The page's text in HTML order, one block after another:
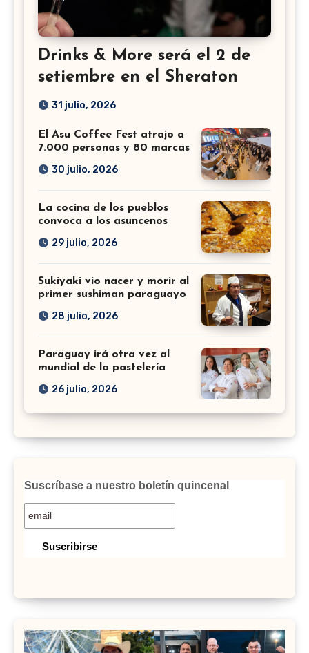
Drinks & More será el 2 de
setiembre en el Sheraton
31 julio, 2026
El Asu Coffee Fest atrajo a
7.000 personas y 80 marcas
30 julio, 2026
La cocina de los pueblos
convoca a los asuncenos
29 julio, 2026
Sukiyaki vio nacer y morir al
primer sushiman paraguayo
28 julio, 2026
Paraguay irá otra vez al
mundial de la pastelería
26 julio, 2026
Suscríbase a nuestro boletín quincenal